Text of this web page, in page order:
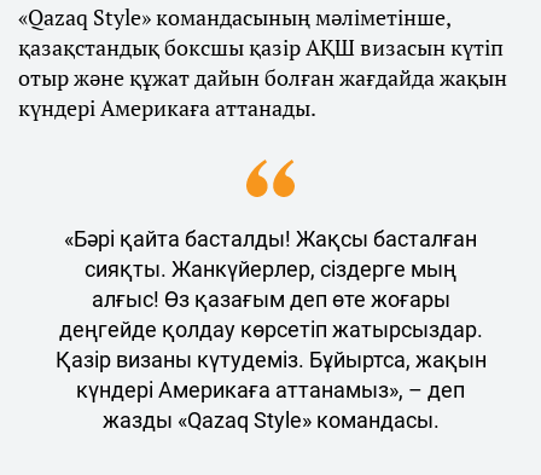
«Qazaq Style» командасының мәліметінше,
қазақстандық боксшы қазір АҚШ визасын күтіп
отыр және құжат дайын болған жағдайда жақын
күндері Америкаға аттанады.
«Бәрі қайта басталды! Жақсы басталған
сияқты. Жанкүйерлер, сіздерге мың
алғыс! Өз қазағым деп өте жоғары
деңгейде қолдау көрсетіп жатырсыздар.
Қазір визаны күтудеміз. Бұйыртса, жақын
күндері Америкаға аттанамыз», – деп
жазды «Qazaq Style» командасы.